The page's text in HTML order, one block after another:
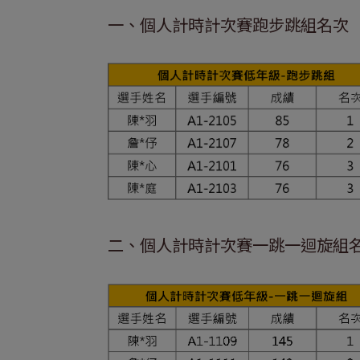
一、個人計時計次賽跑步跳組名次
二、個人計時計次賽一跳一迴旋組